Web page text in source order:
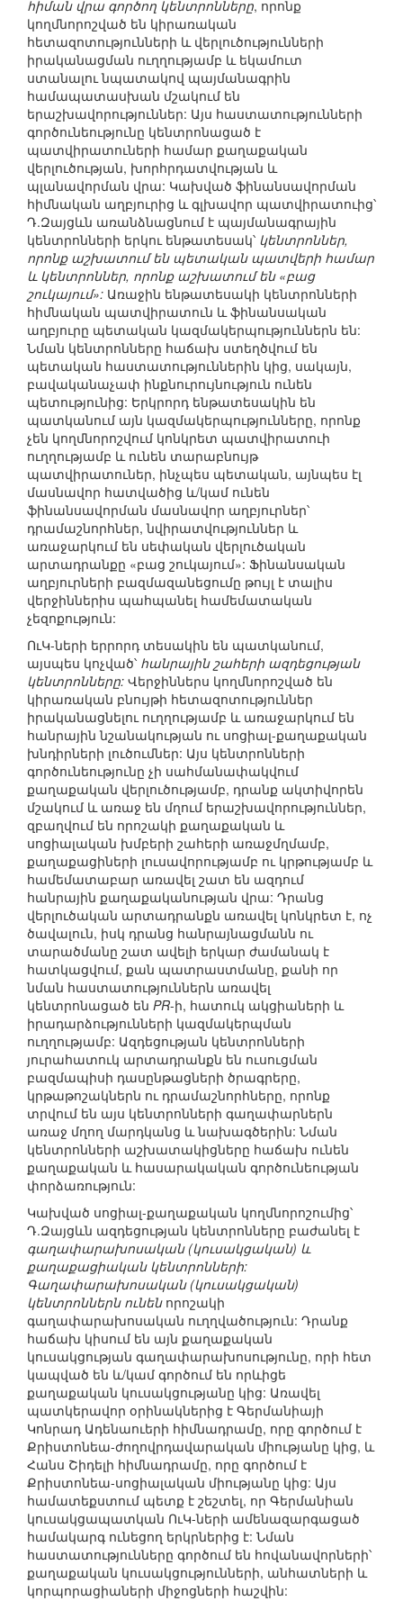
հիման վրա գործող կենտրոնները, որոնք
կողմնորոշված են կիրառական
հետազոտությունների և վերլուծությունների
իրականացման ուղղությամբ և եկամուտ
ստանալու նպատակով պայմանագրին
համապատասխան մշակում են
երաշխավորություններ: Այս հաստատությունների
գործունեությունը կենտրոնացած է
պատվիրատուների համար քաղաքական
վերլուծության, խորհրդատվության և
պլանավորման վրա: Կախված ֆինանսավորման
հիմնական աղբյուրից և գլխավոր պատվիրատուից՝
Դ.Զայցևն առանձնացնում է պայմանագրային
կենտրոնների երկու ենթատեսակ՝ կենտրոններ,
որոնք աշխատում են պետական պատվերի համար
և կենտրոններ, որոնք աշխատում են «բաց
շուկայում»: Առաջին ենթատեսակի կենտրոնների
հիմնական պատվիրատուն և ֆինանսական
աղբյուրը պետական կազմակերպություններն են:
Նման կենտրոնները հաճախ ստեղծվում են
պետական հաստատություններին կից, սակայն,
բավականաչափ ինքնուրույնություն ունեն
պետությունից: Երկրորդ ենթատեսակին են
պատկանում այն կազմակերպությունները, որոնք
չեն կողմնորոշվում կոնկրետ պատվիրատուի
ուղղությամբ և ունեն տարաբնույթ
պատվիրատուներ, ինչպես պետական, այնպես էլ
մասնավոր հատվածից և/կամ ունեն
ֆինանսավորման մասնավոր աղբյուրներ՝
դրամաշնորհներ, նվիրատվություններ և
առաջարկում են սեփական վերլուծական
արտադրանքը «բաց շուկայում»: Ֆինանսական
աղբյուրների բազմազանեցումը թույլ է տալիս
վերջիններիս պահպանել համեմատական
չեզոքություն:
ՈւԿ-ների երրորդ տեսակին են պատկանում,
այսպես կոչված՝ հանրային շահերի ազդեցության
կենտրոնները: Վերջիններս կողմնորոշված են
կիրառական բնույթի հետազոտություններ
իրականացնելու ուղղությամբ և առաջարկում են
հանրային նշանակության ու սոցիալ-քաղաքական
խնդիրների լուծումներ: Այս կենտրոնների
գործունեությունը չի սահմանափակվում
քաղաքական վերլուծությամբ, դրանք ակտիվորեն
մշակում և առաջ են մղում երաշխավորություններ,
զբաղվում են որոշակի քաղաքական և
սոցիալական խմբերի շահերի առաջմղմամբ,
քաղաքացիների լուսավորությամբ ու կրթությամբ և
համեմատաբար առավել շատ են ազդում
հանրային քաղաքականության վրա: Դրանց
վերլուծական արտադրանքն առավել կոնկրետ է, ոչ
ծավալուն, իսկ դրանց հանրայնացմանն ու
տարածմանը շատ ավելի երկար ժամանակ է
հատկացվում, քան պատրաստմանը, քանի որ
նման հաստատություններն առավել
կենտրոնացած են PR-ի, հատուկ ակցիաների և
իրադարձությունների կազմակերպման
ուղղությամբ: Ազդեցության կենտրոնների
յուրահատուկ արտադրանքն են ուսուցման
բազմապիսի դասընթացների ծրագրերը,
կրթաթոշակներն ու դրամաշնորհները, որոնք
տրվում են այս կենտրոնների գաղափարներն
առաջ մղող մարդկանց և նախագծերին: Նման
կենտրոնների աշխատակիցները հաճախ ունեն
քաղաքական և հասարակական գործունեության
փորձառություն:
Կախված սոցիալ-քաղաքական կողմնորոշումից՝
Դ.Զայցևն ազդեցության կենտրոնները բաժանել է
գաղափարախոսական (կուսակցական) և
քաղաքացիական կենտրոնների:
Գաղափարախոսական (կուսակցական)
կենտրոններն ունենորոշակի
գաղափարախոսական ուղղվածություն: Դրանք
հաճախ կիսում են այն քաղաքական
կուսակցության գաղափարախոսությունը, որի հետ
կապված են և/կամ գործում են որևիցե
քաղաքական կուսակցությանը կից: Առավել
պատկերավոր օրինակներից է Գերմանիայի
Կոնրադ Ադենաուերի հիմնադրամը, որը գործում է
Քրիստոնեա-ժողովրդավարական միությանը կից, և
Հանս Շիդելի հիմնադրամը, որը գործում է
Քրիստոնեա-սոցիալական միությանը կից: Այս
համատեքստում պետք է շեշտել, որ Գերմանիան
կուսակցապատկան ՈւԿ-ների ամենազարգացած
համակարգ ունեցող երկրներից է: Նման
հաստատությունները գործում են հովանավորների՝
քաղաքական կուսակցությունների, անհատների և
կորպորացիաների միջոցների հաշվին: